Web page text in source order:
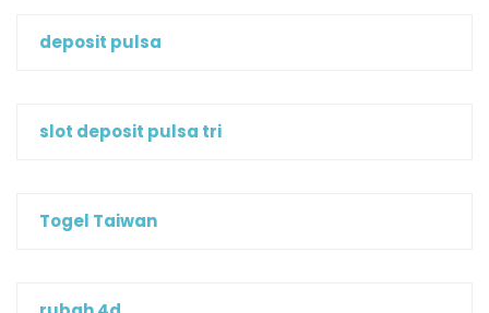
deposit pulsa
slot deposit pulsa tri
Togel Taiwan